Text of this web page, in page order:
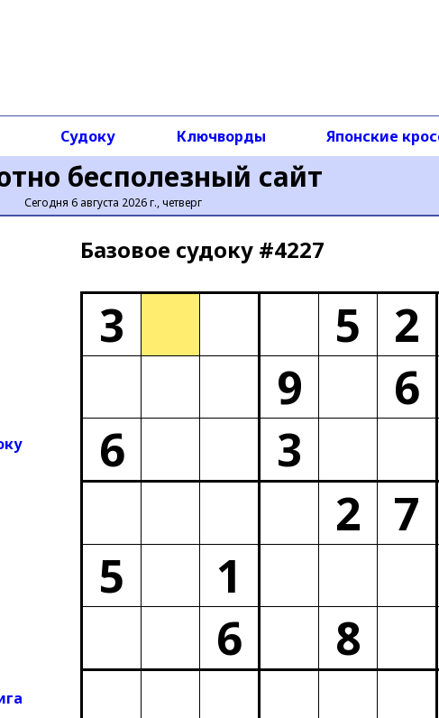
бесполезный сайт
Сегодня 6 августа 2026 г., четверг
Судоку Ключворды Японские
Базовое cудоку #4227
3 5 2
9
6
6
3
2 7
5
1
6
8